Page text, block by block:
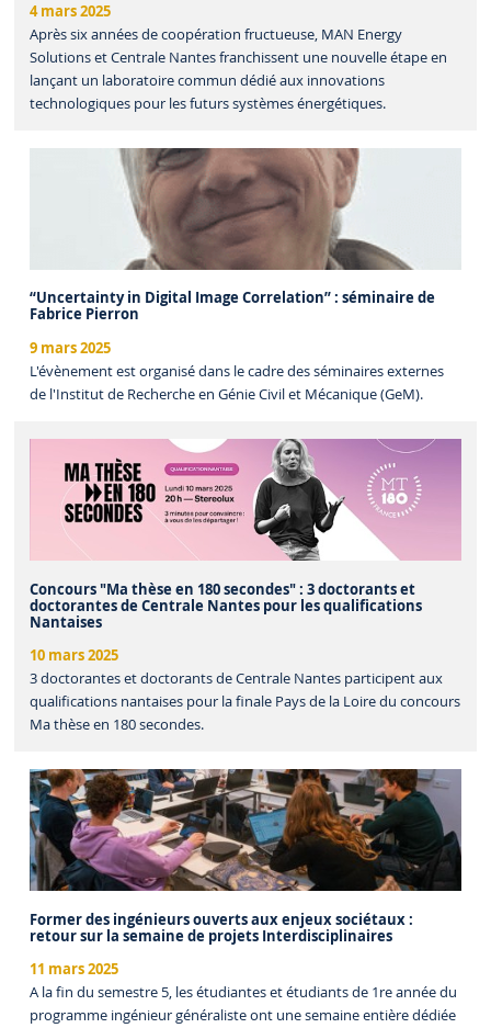
4 mars 2025
Après six années de coopération fructueuse, MAN Energy
Solutions et Centrale Nantes franchissent une nouvelle étape en
lançant un laboratoire commun dédié aux innovations
technologiques pour les futurs systèmes énergétiques.
“Uncertainty in Digital Image Correlation” : séminaire de
Fabrice Pierron
9 mars 2025
L'évènement est organisé dans le cadre des séminaires externes
de l'Institut de Recherche en Génie Civil et Mécanique (GeM).
Concours "Ma thèse en 180 secondes" : 3 doctorants et
doctorantes de Centrale Nantes pour les qualifications
Nantaises
10 mars 2025
3 doctorantes et doctorants de Centrale Nantes participent aux
qualifications nantaises pour la finale Pays de la Loire du concours
Ma thèse en 180 secondes.
Former des ingénieurs ouverts aux enjeux sociétaux :
retour sur la semaine de projets Interdisciplinaires
11 mars 2025
A la fin du semestre 5, les étudiantes et étudiants de 1re année du
programme ingénieur généraliste ont une semaine entière dédiée